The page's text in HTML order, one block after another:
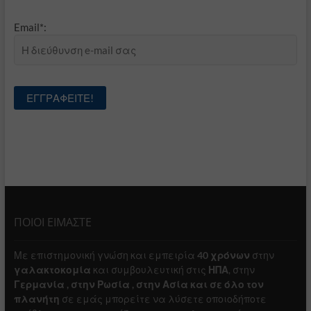
Email*:
ΠΟΙΟΙ ΕΙΜΑΣΤΕ
Με επιστημονική γνώση και εμπειρία 40 χρόνων στην
γαλακτοκομία και συμβουλευτική στις ΗΠΑ, στην
Γερμανία , στην Ρωσία , στην Ασία και σε όλο τον
πλανήτη σε εμάς μπορείτε να λύσετε οποιοδήποτε